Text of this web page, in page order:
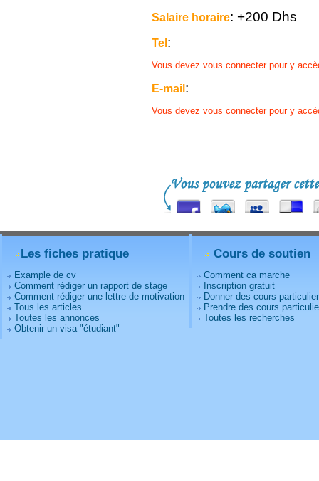
Salaire horaire: +200 Dhs
Tel:
Vous devez vous connecter pour y
E-mail:
Vous devez vous connecter pour y
Les fiches pratique
Example de cv
Comment rédiger un rapport de stage
Comment rédiger une lettre de motivation
Tous les articles
Toutes les annonces
Obtenir un visa "étudiant"
Cours de soutien
Comment ca marche
Inscription gratuit
Donner des cours
Prendre des cours
Toutes les recherches